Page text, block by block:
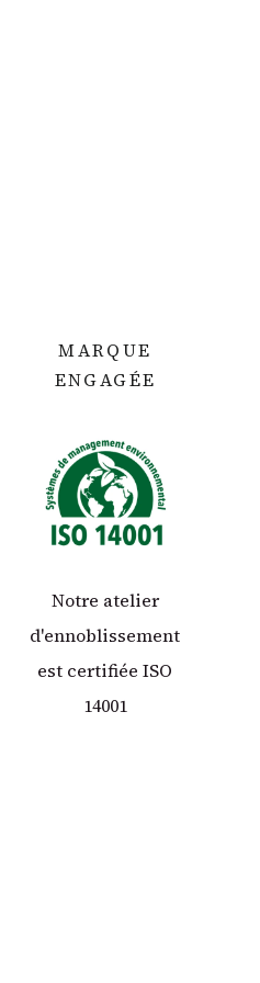
MARQUE
ENGAGÉE
Notre atelier
d'ennoblissement
est certifiée ISO
14001